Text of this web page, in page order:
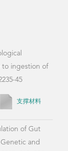
to ingestion of
45
支撑材料
of Gut
and